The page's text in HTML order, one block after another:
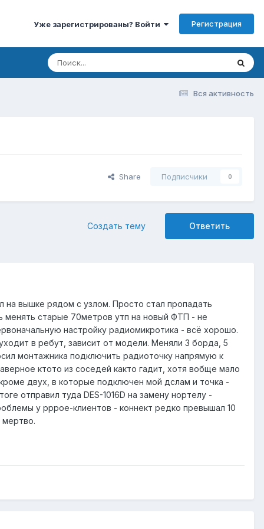
Уже зарегистрированы? Войти Регистрация
Вся активность
Share Подписчики 0
Ответить
Создать тему
на вышке рядом с узлом. Просто стал пропадать
менять старые 70метров утп на новый ФТП - не
настройку радиомикротика - всё хорошо.
в ребут, зависит от модели. Меняли 3 борда, 5
монтажника подключить радиоточку напрямую к
ктото из соседей както гадит, хотя вобще мало
двух, в которые подключен мой дслам и точка -
отправил туда DES-1016D на замену нортелу -
у pppoe-клиентов - коннект редко превышал 10
мертво.